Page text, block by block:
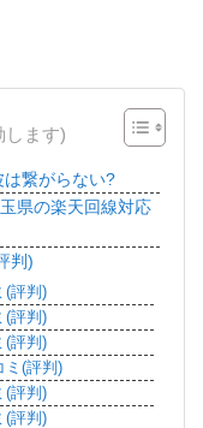
します)
繋がらない?
県の楽天回線対応
判)
(評判)
(評判)
(評判)
ミ(評判)
(評判)
(評判)